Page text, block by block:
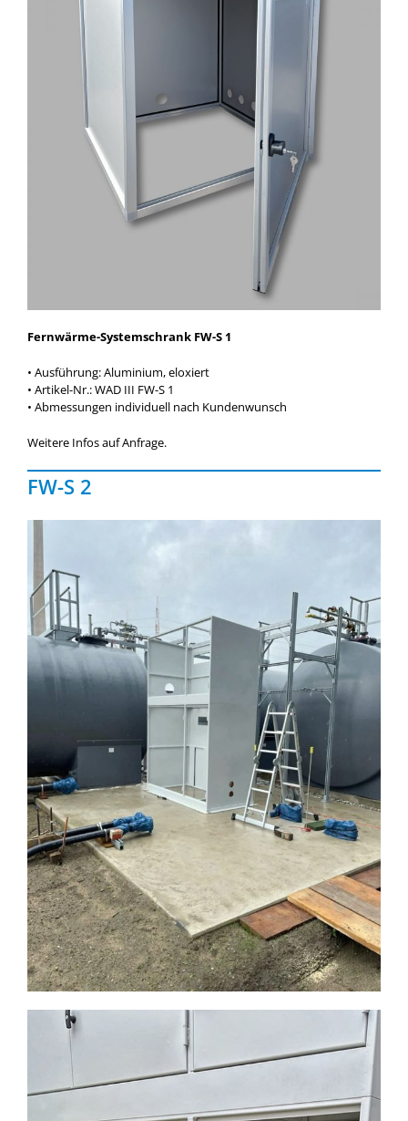
Fernwärme-Systemschrank FW-S 1
• Ausführung: Aluminium, eloxiert
• Artikel-Nr.: WAD III FW-S 1
• Abmessungen individuell nach Kundenwunsch
Weitere Infos auf Anfrage.
FW-S 2